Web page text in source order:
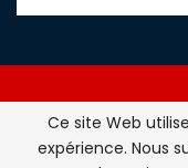
Atlasinfo.fr :
Ce site Web
expérience. Nous